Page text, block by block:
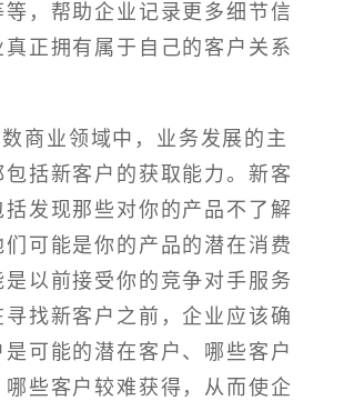
等，帮助企业记录更多细节信
真正拥有属于自己的客户关系
商业领域中，业务发展的主
包括新客户的获取能力。新客
括发现那些对你的产品不了解
们可能是你的产品的潜在消费
以前接受你的竞争对手服务
寻找新客户之前，企业应该确
是可能的潜在客户、哪些客户
哪些客户较难获得，从而使企